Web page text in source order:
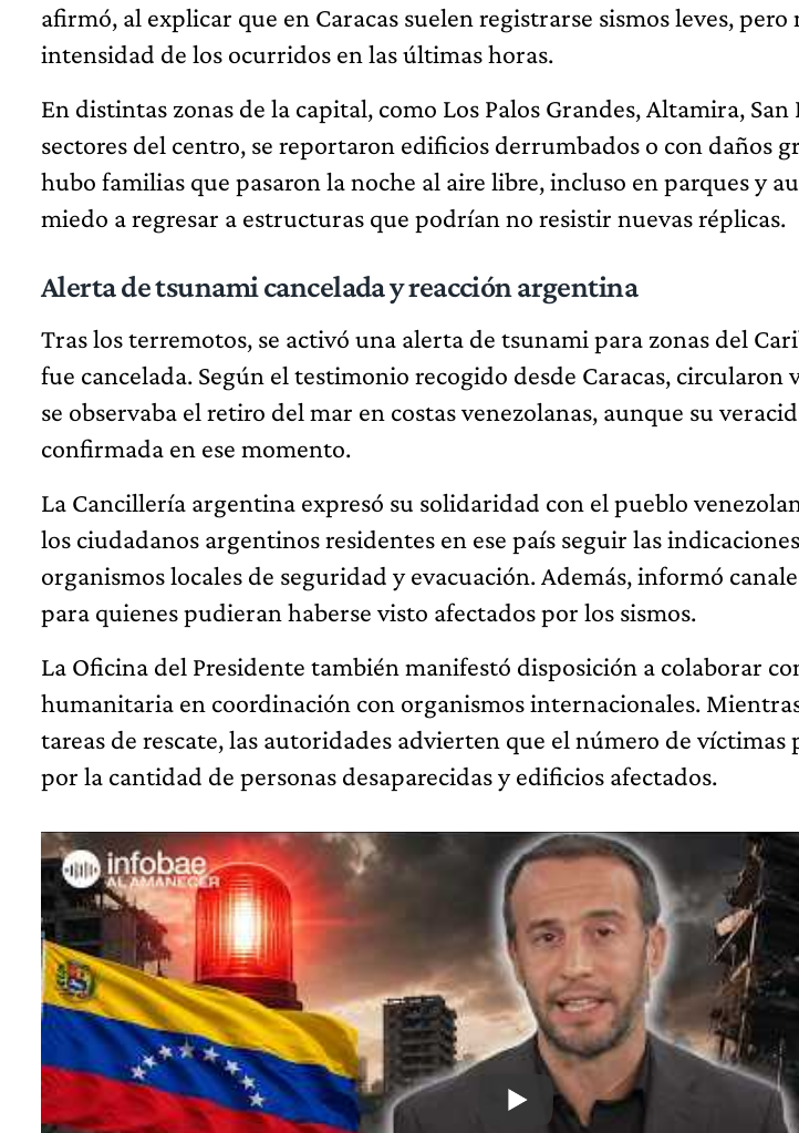
afirmó, al explicar que en Caracas suelen registrarse sismos leves, pero
intensidad de los ocurridos en las últimas horas.
En distintas zonas de la capital, como Los Palos Grandes, Altamira,
sectores del centro, se reportaron edificios derrumbados o con daños
hubo familias que pasaron la noche al aire libre, incluso en parques y
miedo a regresar a estructuras que podrían no resistir nuevas réplicas.
Alerta de tsunami cancelada y reacción argentina
Tras los terremotos, se activó una alerta de tsunami para zonas del
fue cancelada. Según el testimonio recogido desde Caracas, circularon
se observaba el retiro del mar en costas venezolanas, aunque su
confirmada en ese momento.
La Cancillería argentina expresó su solidaridad con el pueblo
los ciudadanos argentinos residentes en ese país seguir las
organismos locales de seguridad y evacuación. Además, informó
para quienes pudieran haberse visto afectados por los sismos.
La Oficina del Presidente también manifestó disposición a colaborar
humanitaria en coordinación con organismos internacionales.
tareas de rescate, las autoridades advierten que el número de
por la cantidad de personas desaparecidas y edificios afectados.